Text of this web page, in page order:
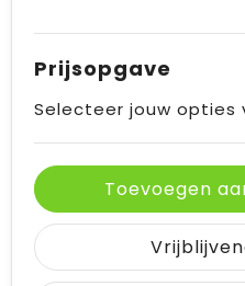
Prijsopgave
Selecteer jouw opties
Toevoegen